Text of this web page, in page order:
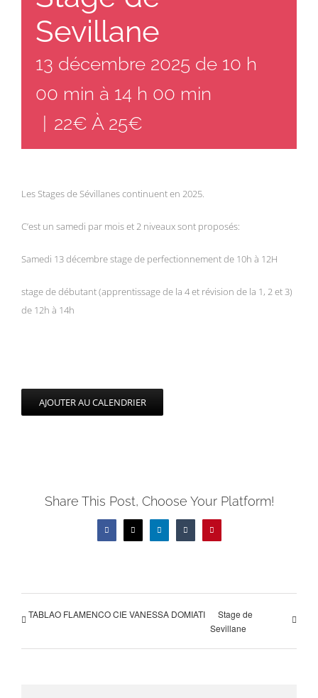
Sevillane
13 décembre 2025 de 10 h
00 min à 14 h 00 min
22€ À 25€
Les Stages de Sévillanes continuent en 2025.
C’est un samedi par mois et 2 niveaux sont proposés:
Samedi 13 décembre stage de perfectionnement de 10h à 12H
stage de débutant (apprentissage de la 4 et révision de la 1, 2 et 3)
de 12h à 14h
AJOUTER AU CALENDRIER
Share This Post, Choose Your Platform!
Facebook
X LinkedInTumblr Pinterest
TABLAO FLAMENCO CIE VANESSA DOMIATI
Stage de
Sevillane